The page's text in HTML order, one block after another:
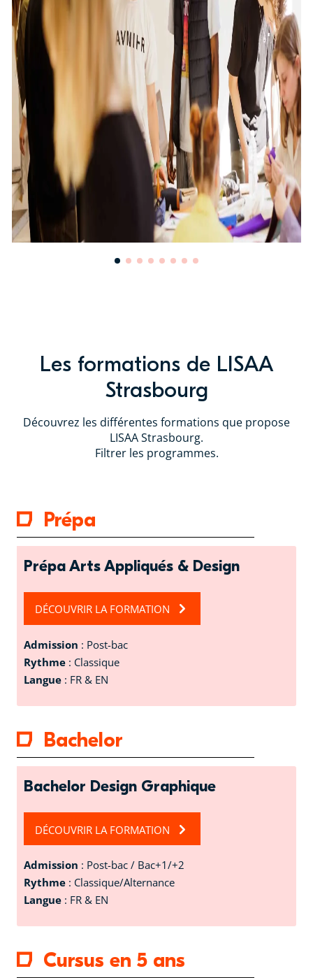
Les formations de LISAA
Strasbourg
Découvrez les différentes formations que propose
LISAA Strasbourg.
Filtrer les programmes.
Prépa
Prépa Arts Appliqués & Design
DÉCOUVRIR LA FORMATION
Admission : Post-bac
Rythme : Classique
Langue : FR & EN
Bachelor
Bachelor Design Graphique
DÉCOUVRIR LA FORMATION
Admission : Post-bac / Bac+1/+2
Rythme : Classique/Alternance
Langue : FR & EN
Cursus en 5 ans